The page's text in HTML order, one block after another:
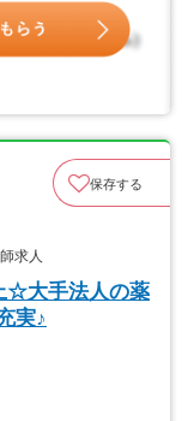
保存する
求人
☆大手法人の薬
実♪